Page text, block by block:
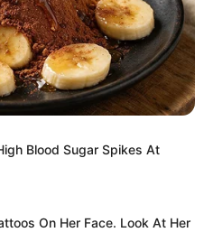
ENTIDADES FINANCIERAS
¿Qué debo hacer si me
desocupan la cuenta?
recuperar el dinero
Blood Sugar Spikes At
On Her Face. Look At Her